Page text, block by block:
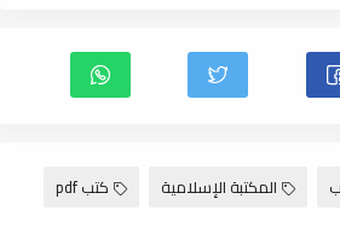
المكتبة الإسلامية كتب pdf